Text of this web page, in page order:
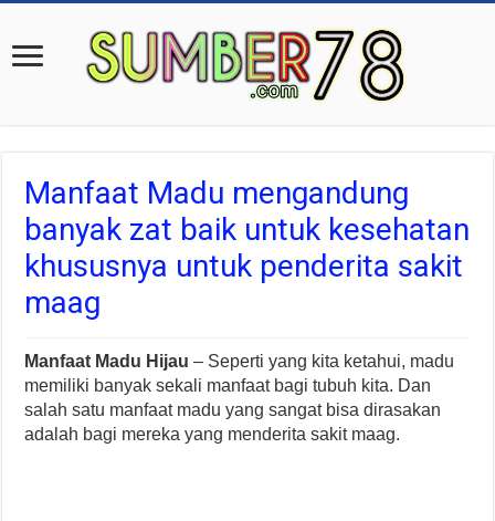
Manfaat Madu mengandung
banyak zat baik untuk kesehatan
khususnya untuk penderita sakit
maag
Manfaat Madu Hijau – Seperti yang kita ketahui, madu
memiliki banyak sekali manfaat bagi tubuh kita. Dan
salah satu manfaat madu yang sangat bisa dirasakan
adalah bagi mereka yang menderita sakit maag.